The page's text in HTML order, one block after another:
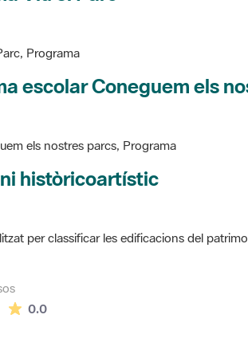
Programa
escolar Coneguem els
els nostres parcs, Programa
històricoartístic
per classificar les edificacions del
0.0La valoración media es de 0 estrellas